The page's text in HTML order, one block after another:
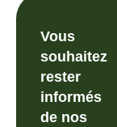
Vous
souhaitez
rester
informés
de nos